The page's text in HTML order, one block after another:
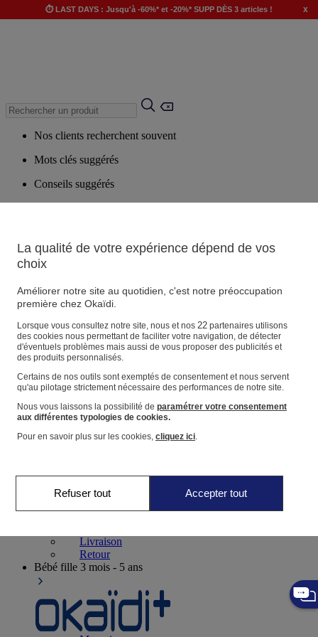
⏱️ LAST DAYS : Jusqu'à -60%* et -20%* SUPP DÈS 3 articles ! x
Nos clients recherchent souvent
Mots clés suggérés
Conseils suggérés
Vos informations personnelles
Suivre une commande
Panier
Favoris
Naissance0-12 mois
Livraison
Retour
Bébé fille 3 mois - 5 ans
La qualité de votre expérience dépend de vos
choix
Améliorer notre site au quotidien, c'est notre préoccupation
première chez Okaïdi.
Lorsque vous consultez notre site, nous et nos 22partenaires utilisons
des cookies nous permettant de faciliter votre navigation, de détecter
d'éventuels problèmes mais aussi de vous proposer des publicités et
des produits personnalisés.
Certains de nos outils sont exemptés de consentement et nous servent
qu'au pilotage strictement nécessaire des performances de notre site.
Nous vous laissons la possibilité de paramétrer votre consentement
aux différentes typologies de cookies.
Pour en savoir plus sur les cookies, cliquez ici.
Refuser tout Accepter tout